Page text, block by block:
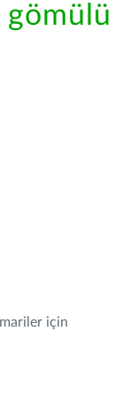
gömülü
için